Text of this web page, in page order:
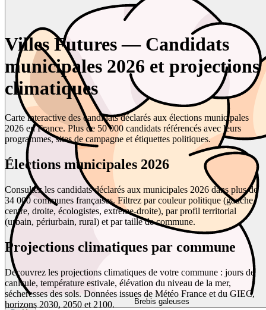
Brebis galeuses
Villes Futures — Candidats
municipales 2026 et projections
climatiques
Carte interactive des candidats déclarés aux élections municipales
2026 en France. Plus de 50 000 candidats référencés avec leurs
programmes, sites de campagne et étiquettes politiques.
Élections municipales 2026
Consultez les candidats déclarés aux municipales 2026 dans plus de
34 000 communes françaises. Filtrez par couleur politique (gauche,
centre, droite, écologistes, extrême-droite), par profil territorial
(urbain, périurbain, rural) et par taille de commune.
Projections climatiques par commune
Découvrez les projections climatiques de votre commune : jours de
canicule, température estivale, élévation du niveau de la mer,
sécheresses des sols. Données issues de Météo France et du GIEC,
horizons 2030, 2050 et 2100.